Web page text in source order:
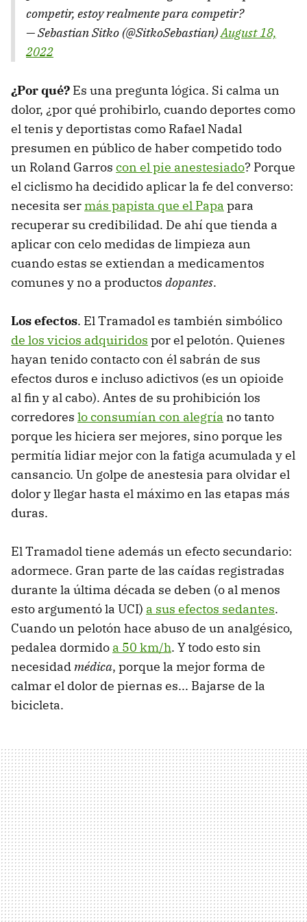
competir, estoy realmente para competir?
— Sebastian Sitko (@SitkoSebastian)August 18,
2022
¿Por qué? Es una pregunta lógica. Si calma un
dolor, ¿por qué prohibirlo, cuando deportes como
el tenis y deportistas como Rafael Nadal
presumen en público de haber competido todo
un Roland Garros con el pie anestesiado? Porque
el ciclismo ha decidido aplicar la fe del converso:
necesita sermás papista que el Papa para
recuperar su credibilidad. De ahí que tienda a
aplicar con celo medidas de limpieza aun
cuando estas se extiendan a medicamentos
comunes y no a productos dopantes.
Los efectos. El Tramadol es también simbólico
de los vicios adquiridos por el pelotón. Quienes
hayan tenido contacto con él sabrán de sus
efectos duros e incluso adictivos (es un opioide
al fin y al cabo). Antes de su prohibición los
corredores lo consumían con alegría no tanto
porque les hiciera ser mejores, sino porque les
permitía lidiar mejor con la fatiga acumulada y el
cansancio. Un golpe de anestesia para olvidar el
dolor y llegar hasta el máximo en las etapas más
duras.
El Tramadol tiene además un efecto secundario:
adormece. Gran parte de las caídas registradas
durante la última década se deben (o al menos
esto argumentó la UCI) a sus efectos sedantes.
Cuando un pelotón hace abuso de un analgésico,
pedalea dormido a 50 km/h. Y todo esto sin
necesidadmédica, porque la mejor forma de
calmar el dolor de piernas es... Bajarse de la
bicicleta.